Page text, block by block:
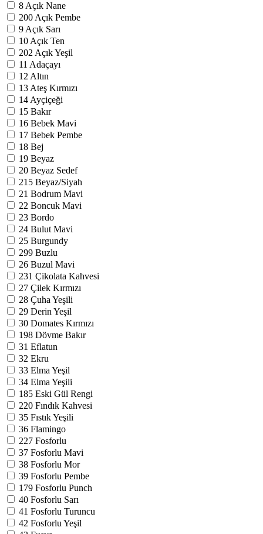
8 Açık Nane
200 Açık Pembe
9 Açık Sarı
10 Açık Ten
202 Açık Yeşil
11 Adaçayı
12 Altın
13 Ateş Kırmızı
14 Ayçiçeği
15 Bakır
16 Bebek Mavi
17 Bebek Pembe
18 Bej
19 Beyaz
20 Beyaz Sedef
215 Beyaz/Siyah
21 Bodrum Mavi
22 Boncuk Mavi
23 Bordo
24 Bulut Mavi
25 Burgundy
299 Buzlu
26 Buzul Mavi
231 Çikolata Kahvesi
27 Çilek Kırmızı
28 Çuha Yeşili
29 Derin Yeşil
30 Domates Kırmızı
198 Dövme Bakır
31 Eflatun
32 Ekru
33 Elma Yeşil
34 Elma Yeşili
185 Eski Gül Rengi
220 Fındık Kahvesi
35 Fıstık Yeşili
36 Flamingo
227 Fosforlu
37 Fosforlu Mavi
38 Fosforlu Mor
39 Fosforlu Pembe
179 Fosforlu Punch
40 Fosforlu Sarı
41 Fosforlu Turuncu
42 Fosforlu Yeşil